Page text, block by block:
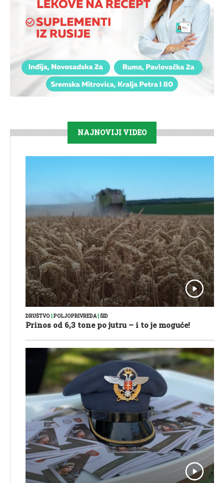
NAJNOVIJI VIDEO
DRUŠTVO|POLJOPRIVREDA|ŠID
Prinos od 6,3 tone po jutru – i to je moguće!